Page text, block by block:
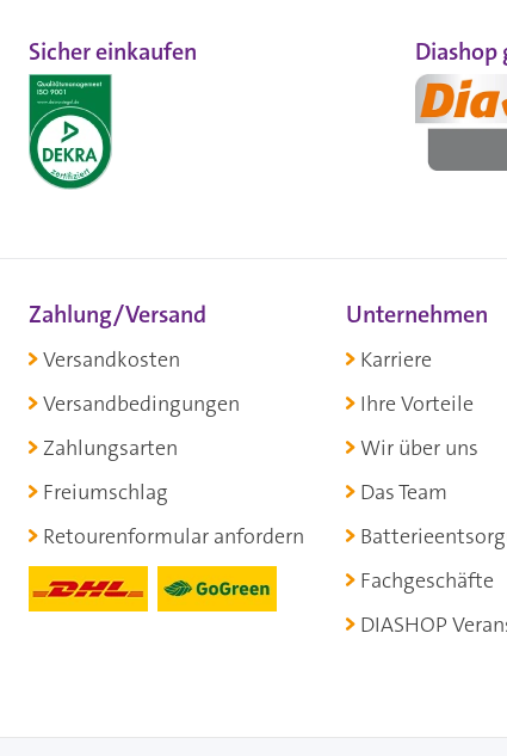
Sicher einkaufen Diashop
Zahlung/Versand
Versandkosten
Versandbedingungen
Zahlungsarten
Freiumschlag
Retourenformular anfordern
Unternehmen
Karriere
Ihre Vorteile
Wir über uns
Das Team
Fachgeschäfte
DIASHOP